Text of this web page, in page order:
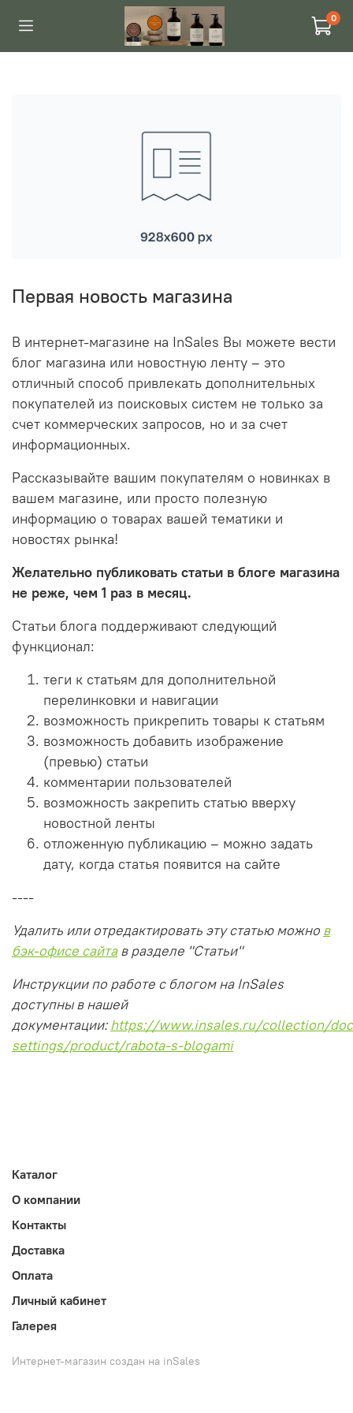
0
Первая новость магазина
В интернет-магазине на InSales Вы можете вести
блог магазина или новостную ленту – это
отличный способ привлекать дополнительных
покупателей из поисковых систем не только за
счет коммерческих запросов, но и за счет
информационных.
Рассказывайте вашим покупателям о новинках в
вашем магазине, или просто полезную
информацию о товарах вашей тематики и
новостях рынка!
Желательно публиковать статьи в блоге магазина
не реже, чем 1 раз в месяц.
Статьи блога поддерживают следующий
функционал:
теги к статьям для дополнительной
перелинковки и навигации
возможность прикрепить товары к статьям
возможность добавить изображение
(превью) статьи
комментарии пользователей
возможность закрепить статью вверху
новостной ленты
отложенную публикацию – можно задать
дату, когда статья появится на сайте
----
Удалить или отредактировать эту статью можно в
бэк-офисе сайтав разделе "Статьи"
Инструкции по работе с блогом на InSales
доступны в нашей
документации:https://www.insales.ru/collection/
settings/product/rabota-s-blogami
Каталог
О компании
Контакты
Доставка
Оплата
Личный кабинет
Галерея
Интернет-магазин создан на inSales